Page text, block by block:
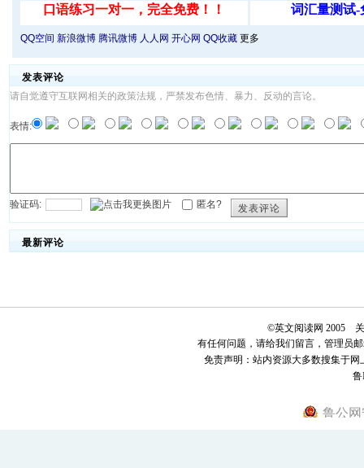
QQ空间 新浪微博 腾讯微博 人人网 开心网 QQ收藏 更多
发表评论
请自觉遵守互联网相关的政策法规，严禁发布色情、暴力、反动的言论。
表情:
验证码: 匿名? 发表评论
最新评论